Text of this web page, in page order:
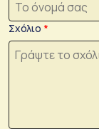
Σχόλιο